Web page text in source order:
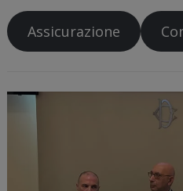
Assicurazione